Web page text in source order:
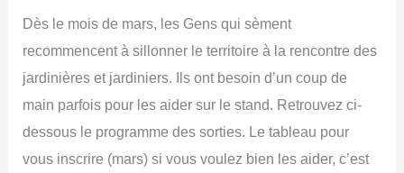
Dès le mois de mars, les Gens qui sèment
recommencent à sillonner le territoire à la rencontre des
jardinières et jardiniers. Ils ont besoin d’un coup de
main parfois pour les aider sur le stand. Retrouvez ci-
dessous le programme des sorties. Le tableau pour
vous inscrire (mars) si vous voulez bien les aider, c’est